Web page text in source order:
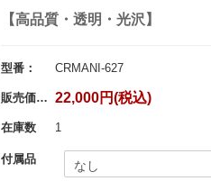
【高品質・透明・光沢】
型番： CRMANI-627
販売価格： 22,000円(税込)
在庫数 1
付属品